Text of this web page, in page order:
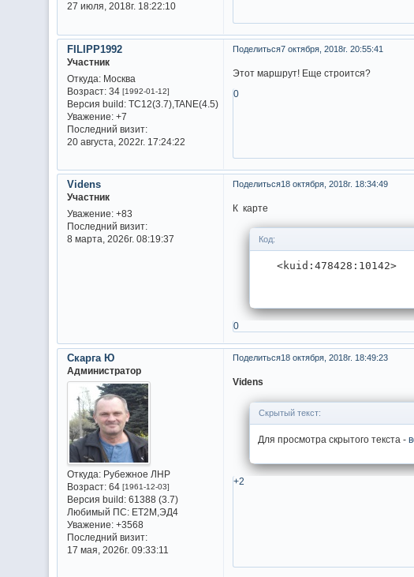
27 июля, 2018г. 18:22:10
Поделиться7 октября, 2018г. 20:55:41
FILIPP1992
Участник
Откуда:Москва
Возраст:34 [1992-01-12]
Версия build:TC12(3.7),TANE(4.5)
Уважение: +7
Последний визит:
20 августа, 2022г. 17:24:22
Этот маршрут! Еще строится?
0
Поделиться18 октября, 2018г. 18:34:49
Videns
Участник
Уважение: +83
Последний визит:
8 марта, 2026г. 08:19:37
К карте
Код:
0
Поделиться18 октября, 2018г. 18:49:23
Скарга Ю
Администратор
Откуда:Рубежное ЛНР
Возраст:64 [1961-12-03]
Версия build:61388 (3.7)
Любимый ПС:ET2M,ЭД4
Уважение: +3568
Последний визит:
17 мая, 2026г. 09:33:11
Videns
Скрытый текст:
Для просмотра скрытого текста -
+2